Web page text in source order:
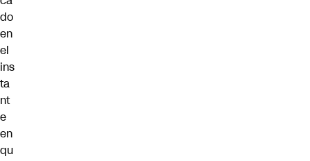
do
en
el
ins
ta
nt
e
en
qu